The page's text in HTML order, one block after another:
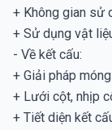
+ Không gian sử
+ Sử dụng vật
- Về kết cấu:
+ Giải pháp
+ Lưới cột, nhịp
+ Tiết diện kết